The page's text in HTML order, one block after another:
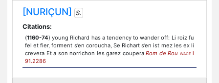
[NURIÇUN]
S.
Citations:
(1160-74) young Richard has a tendency to wander off: Li roiz fu
fel et fier, forment s’en coroucha, Se Richart s’en ist mez les ex li
crevera Et a son norrichon les garez coupera Rom de Rou WACE i
91.2286